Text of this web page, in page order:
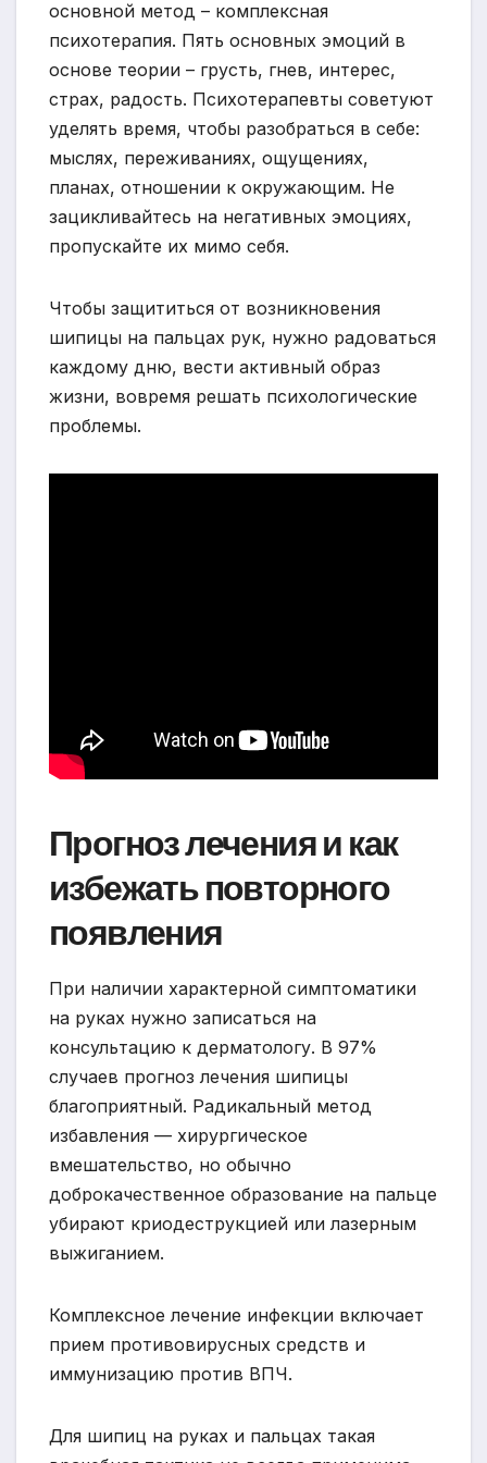
основной метод – комплексная
психотерапия. Пять основных эмоций в
основе теории – грусть, гнев, интерес,
страх, радость. Психотерапевты советуют
уделять время, чтобы разобраться в себе:
мыслях, переживаниях, ощущениях,
планах, отношении к окружающим. Не
зацикливайтесь на негативных эмоциях,
пропускайте их мимо себя.
Чтобы защититься от возникновения
шипицы на пальцах рук, нужно радоваться
каждому дню, вести активный образ
жизни, вовремя решать психологические
проблемы.
Прогноз лечения и как
избежать повторного
появления
При наличии характерной симптоматики
на руках нужно записаться на
консультацию к дерматологу. В 97%
случаев прогноз лечения шипицы
благоприятный. Радикальный метод
избавления — хирургическое
вмешательство, но обычно
доброкачественное образование на пальце
убирают криодеструкцией или лазерным
выжиганием.
Комплексное лечение инфекции включает
прием противовирусных средств и
иммунизацию против ВПЧ.
Для шипиц на руках и пальцах такая